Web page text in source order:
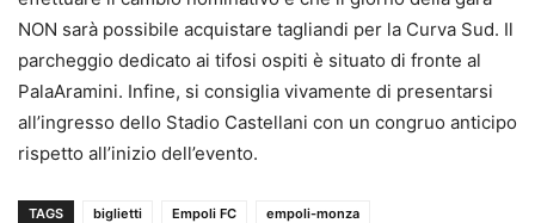
NON sarà possibile acquistare tagliandi per la Curva Sud. Il
parcheggio dedicato ai tifosi ospiti è situato di fronte al
PalaAramini. Infine, si consiglia vivamente di presentarsi
all’ingresso dello Stadio Castellani con un congruo anticipo
rispetto all’inizio dell’evento.
TAGS biglietti Empoli FC empoli-monza